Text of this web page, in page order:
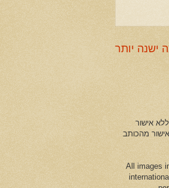
ישנה יותר
אישור
מהכותב
All images